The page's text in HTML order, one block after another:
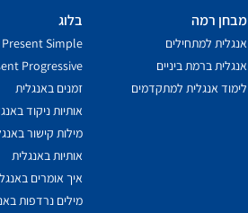
מבחן רמה
אנגלית למתחילים
אנגלית ברמת ביניים
לימוד אנגלית למתקדמים
בלוג
Present Simple
Progressive
זמנים באנגלית
אותיות ניקוד
מילות קישור
אותיות באנגלית
איך אומרים
מילים נרדפות